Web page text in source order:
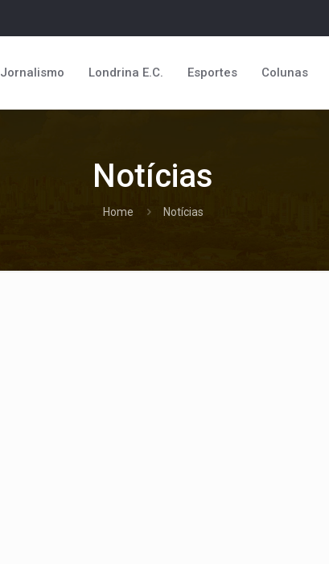
Jornalismo Londrina E.C. Esportes Colunas
Notícias
Home Notícias